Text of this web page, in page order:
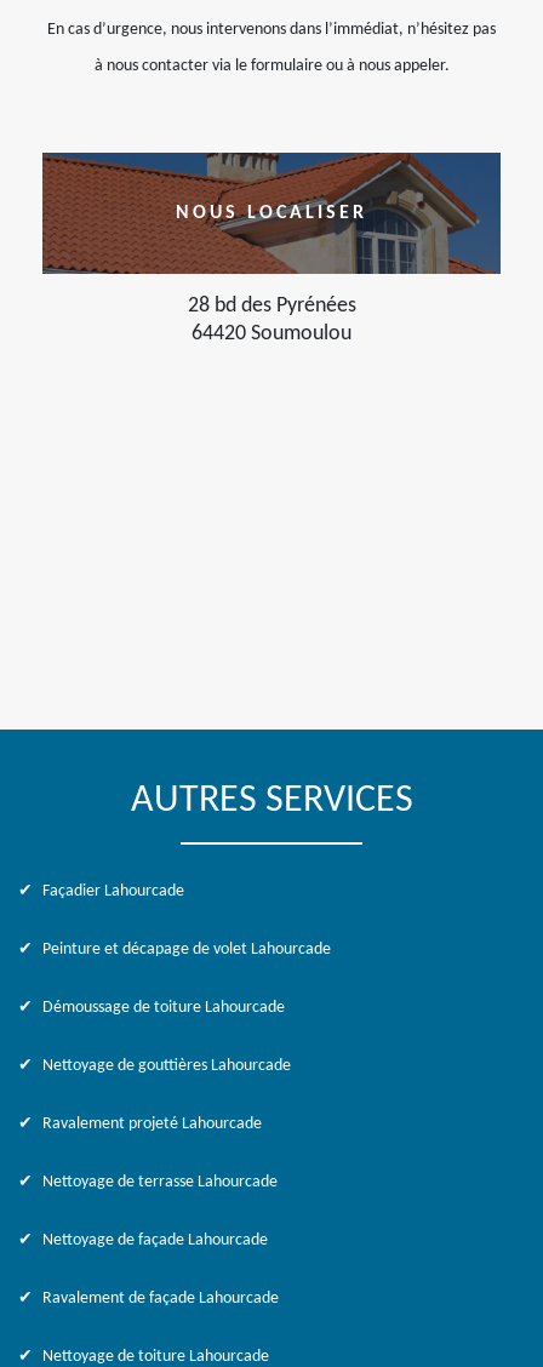
En cas d’urgence, nous intervenons dans l’immédiat, n’hésitez pas
à nous contacter via le formulaire ou à nous appeler.
NOUS LOCALISER
28 bd des Pyrénées
64420 Soumoulou
AUTRES SERVICES
Façadier Lahourcade
Peinture et décapage de volet Lahourcade
Démoussage de toiture Lahourcade
Nettoyage de gouttières Lahourcade
Ravalement projeté Lahourcade
Nettoyage de terrasse Lahourcade
Nettoyage de façade Lahourcade
Ravalement de façade Lahourcade
Nettoyage de toiture Lahourcade